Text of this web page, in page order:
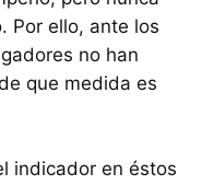
Por ello, ante los
no han
que medida es
indicador en éstos